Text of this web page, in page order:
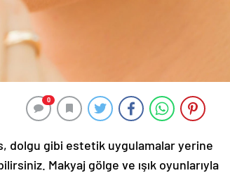
0
dolgu gibi estetik uygulamalar yerine
Makyaj gölge ve ışık oyunlarıyla